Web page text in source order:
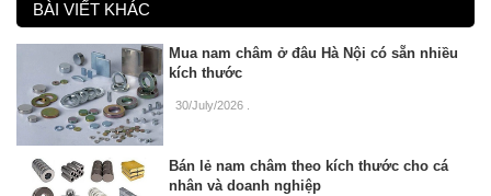
BÀI VIẾT KHÁC
Mua nam châm ở đâu Hà Nội có sẵn nhiều
kích thước
30/July/2026
Bán lẻ nam châm theo kích thước cho cá
nhân và doanh nghiệp